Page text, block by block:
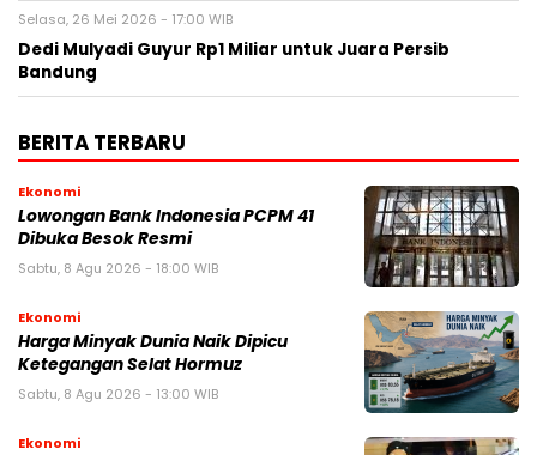
Selasa, 26 Mei 2026 - 17:00 WIB
Dedi Mulyadi Guyur Rp1 Miliar untuk Juara Persib
Bandung
BERITA TERBARU
Ekonomi
Lowongan Bank Indonesia PCPM 41
Dibuka Besok Resmi
Sabtu, 8 Agu 2026 - 18:00 WIB
Ekonomi
Harga Minyak Dunia Naik Dipicu
Ketegangan Selat Hormuz
Sabtu, 8 Agu 2026 - 13:00 WIB
Ekonomi